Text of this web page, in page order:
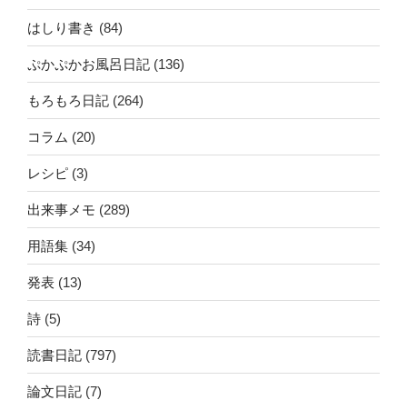
はしり書き (84)
ぷかぷかお風呂日記 (136)
もろもろ日記 (264)
コラム (20)
レシピ (3)
出来事メモ (289)
用語集 (34)
発表 (13)
詩 (5)
読書日記 (797)
論文日記 (7)